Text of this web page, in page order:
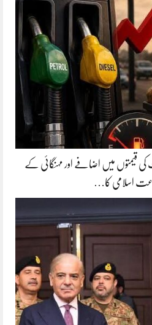
قیمتوں میں اضافے اور مہنگائی کے
اسلامی کا…